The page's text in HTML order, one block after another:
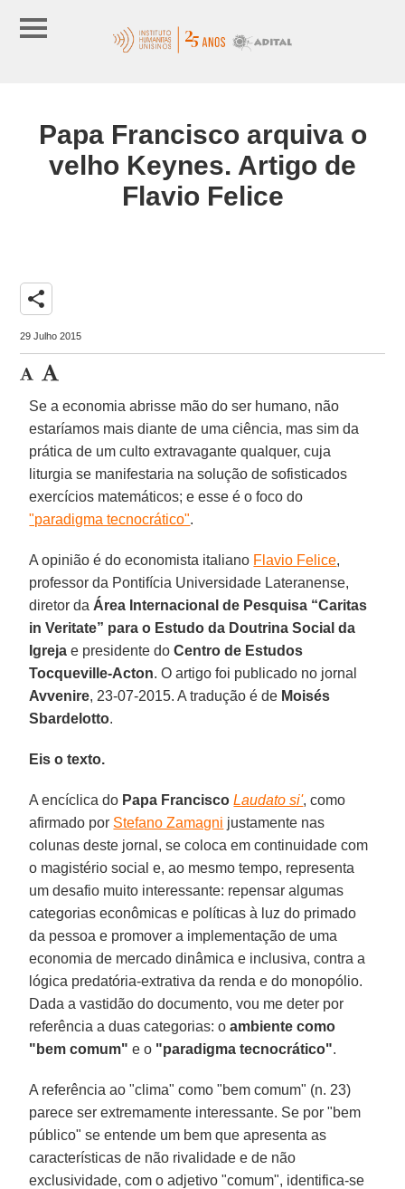
Papa Francisco arquiva o
velho Keynes. Artigo de
Flavio Felice
share
29 Julho 2015
Se a economia abrisse mão do ser humano, não
estaríamos mais diante de uma ciência, mas sim da
prática de um culto extravagante qualquer, cuja
liturgia se manifestaria na solução de sofisticados
exercícios matemáticos; e esse é o foco do
"paradigma tecnocrático".
A opinião é do economista italiano Flavio Felice,
professor da Pontifícia Universidade Lateranense,
diretor da Área Internacional de Pesquisa “Caritas
in Veritate” para o Estudo da Doutrina Social da
Igrejae presidente doCentro de Estudos
Tocqueville-Acton. O artigo foi publicado no jornal
Avvenire, 23-07-2015. A tradução é de Moisés
Sbardelotto.
Eis o texto.
A encíclica do Papa FranciscoLaudato si', como
afirmado por Stefano Zamagni justamente nas
colunas deste jornal, se coloca em continuidade com
o magistério social e, ao mesmo tempo, representa
um desafio muito interessante: repensar algumas
categorias econômicas e políticas à luz do primado
da pessoa e promover a implementação de uma
economia de mercado dinâmica e inclusiva, contra a
lógica predatória-extrativa da renda e do monopólio.
Dada a vastidão do documento, vou me deter por
referência a duas categorias: oambiente como
"bem comum" e o "paradigma tecnocrático".
A referência ao "clima" como "bem comum" (n. 23)
parece ser extremamente interessante. Se por "bem
público" se entende um bem que apresenta as
características de não rivalidade e de não
exclusividade, com o adjetivo "comum", identifica-se